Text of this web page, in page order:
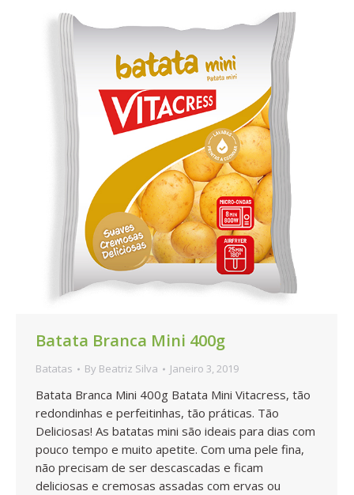
Batata Branca Mini 400g
Batatas By Beatriz Silva Janeiro 3, 2019
Batata Branca Mini 400g Batata Mini Vitacress, tão
redondinhas e perfeitinhas, tão práticas. Tão
Deliciosas! As batatas mini são ideais para dias com
pouco tempo e muito apetite. Com uma pele fina,
não precisam de ser descascadas e ficam
deliciosas e cremosas assadas com ervas ou